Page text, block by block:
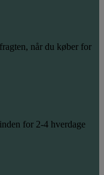
når du køber for
for 2-4 hverdage